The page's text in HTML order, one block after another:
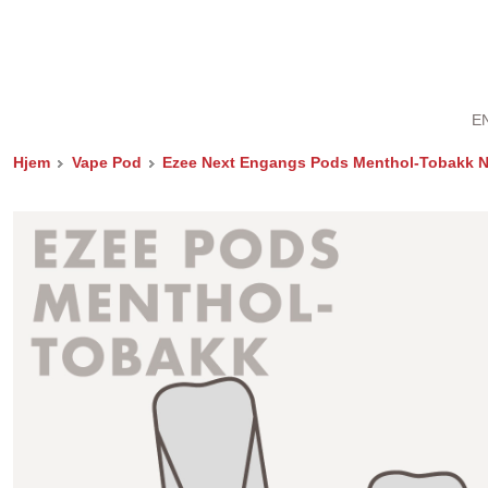
Hjem Vape Pod Ezee Next Engangs Pods Menthol-Tobakk